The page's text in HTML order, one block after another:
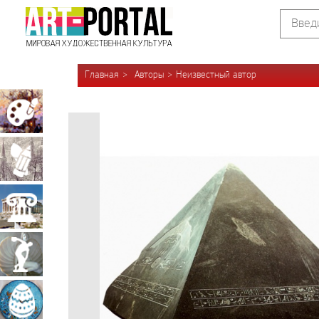
Главная Авторы Неизвестный автор
Живопись
Декоративно-